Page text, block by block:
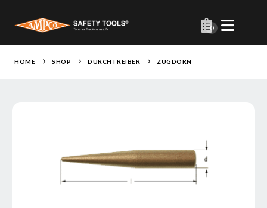
0
HOME SHOP DURCHTREIBER ZUGDORN